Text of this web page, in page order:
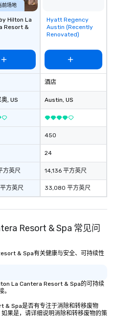
前场地
Hilton La
Resort &
奥, US
方英尺
方英尺
Removed from
favorites
Hyatt Regency
Austin (Recently
Renovated)
酒店
Austin, US
450
24
14,136 平方英尺
33,080 平方英尺
Resort & Spa 常见问
& Spa有关健康与安全、可持续性
La Cantera Resort & Spa的可持续
。
Spa是否有专注于消除和转移废物
如果是，请详细说明消除和转移废物的策